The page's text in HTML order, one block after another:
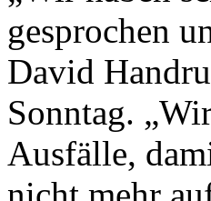
gesprochen
David
Sonntag.
Ausfälle,